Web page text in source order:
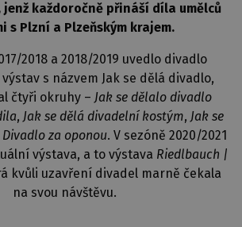
jenž každoročně přináší díla umělců
s Plzní a Plzeňským krajem.
2018 a 2018/2019 uvedlo divadlo
s názvem Jak se dělá divadlo,
čtyři okruhy – Jak se dělalo divadlo
, Jak se dělá divadelní kostým, Jak se
Divadlo za oponou. V sezóně 2020/2021
výstava, a to výstava Riedlbauch |
kvůli uzavření divadel marně čekala
na svou návštěvu.